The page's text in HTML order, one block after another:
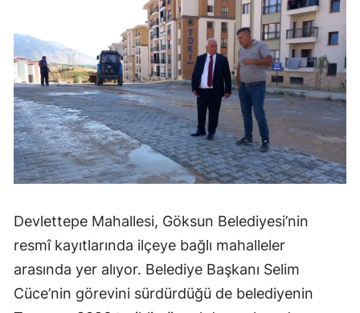
Devlettepe Mahallesi, Göksun Belediyesi’nin
resmî kayıtlarında ilçeye bağlı mahalleler
arasında yer alıyor. Belediye Başkanı Selim
Cüce’nin görevini sürdürdüğü de belediyenin